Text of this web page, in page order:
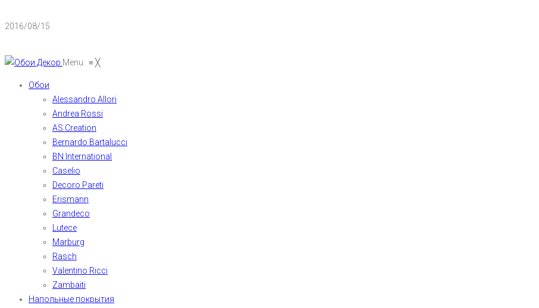
2016/08/15
Menu ≡╳
Обои
Alessandro Allori
Andrea Rossi
AS Creation
Bernardo Bartalucci
BN International
Caselio
Decoro Pareti
Erismann
Grandeco
Lutece
Marburg
Rasch
Valentino Ricci
Zambaiti
Напольные покрытия